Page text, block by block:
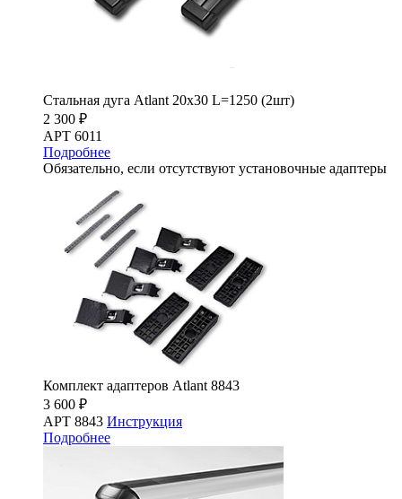
Стальная дуга Atlant 20х30 L=1250 (2шт)
2 300 ₽
АРТ 6011
Подробнее
Обязательно, если отсутствуют установочные адаптеры
Комплект адаптеров Atlant 8843
3 600 ₽
АРТ 8843 Инструкция
Подробнее